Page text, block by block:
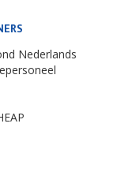
Nederlands